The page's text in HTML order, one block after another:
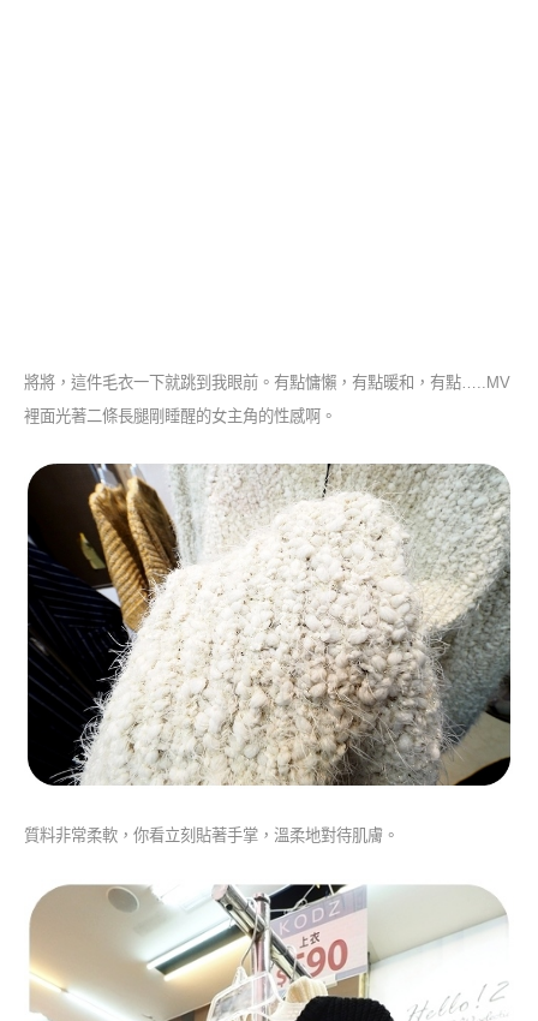
將將，這件毛衣一下就跳到我眼前。有點慵懶，有點暖和，有點…..MV
裡面光著二條長腿剛睡醒的女主角的性感啊。
質料非常柔軟，你看立刻貼著手掌，溫柔地對待肌膚。